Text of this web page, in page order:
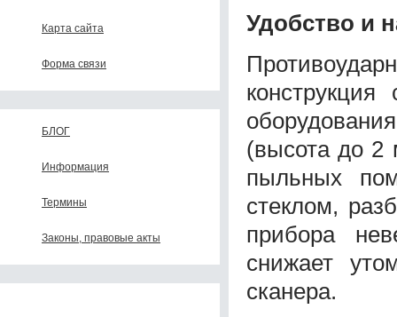
Карта сайта
Форма связи
БЛОГ
Информация
Термины
Законы, правовые акты
Удобство и
(высота до 2
пыльных
стеклом,
прибора
снижает
сканера.